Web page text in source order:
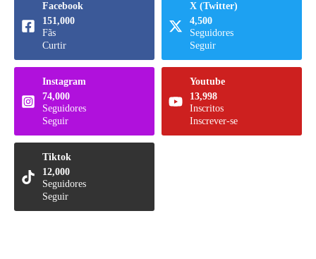
Facebook
151,000
Fãs
Curtir
X (Twitter)
4,500
Seguidores
Seguir
Instagram
74,000
Seguidores
Seguir
Youtube
13,998
Inscritos
Inscrever-se
Tiktok
12,000
Seguidores
Seguir